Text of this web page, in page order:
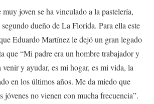
joven se ha vinculado a la pastelería,
dueño de La Florida. Para ella este
Eduardo Martínez le dejó un gran legado
que “Mi padre era un hombre trabajador y
venir y ayudar, es mi hogar, es mi vida, la
en los últimos años. Me da miedo que
jóvenes no vienen con mucha frecuencia”.